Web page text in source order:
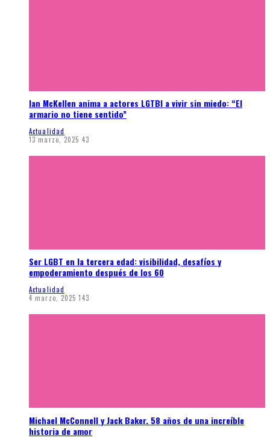
Ian McKellen anima a actores LGTBI a vivir sin miedo: “El
armario no tiene sentido”
Actualidad
13 marzo, 2025 43
Ser LGBT en la tercera edad: visibilidad, desafíos y
empoderamiento después de los 60
Actualidad
4 marzo, 2025 143
Michael McConnell y Jack Baker. 58 años de una increíble
historia de amor